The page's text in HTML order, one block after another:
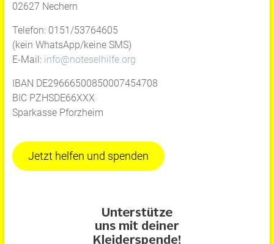
02627 Nechern
Telefon: 0151/53764605
(kein WhatsApp/keine SMS)
E-Mail: info@noteselhilfe.org
IBAN DE29666500850007454708
BIC PZHSDE66XXX
Sparkasse Pforzheim
Jetzt helfen und spenden